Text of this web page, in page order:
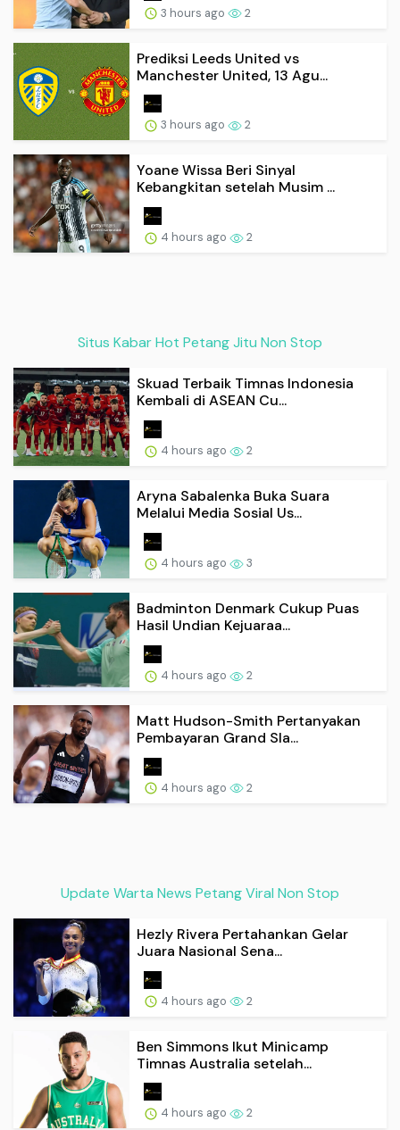
3 hours ago 2
Prediksi Leeds United vs
Manchester United, 13 Agu...
3 hours ago 2
Yoane Wissa Beri Sinyal
Kebangkitan setelah Musim ...
4 hours ago 2
Situs Kabar Hot Petang Jitu Non Stop
Skuad Terbaik Timnas Indonesia
Kembali di ASEAN Cu...
4 hours ago 2
Aryna Sabalenka Buka Suara
Melalui Media Sosial Us...
4 hours ago 3
Badminton Denmark Cukup Puas
Hasil Undian Kejuaraa...
4 hours ago 2
Matt Hudson-Smith Pertanyakan
Pembayaran Grand Sla...
4 hours ago 2
Update Warta News Petang Viral Non Stop
Hezly Rivera Pertahankan Gelar
Juara Nasional Sena...
4 hours ago 2
Ben Simmons Ikut Minicamp
Timnas Australia setelah...
4 hours ago 2